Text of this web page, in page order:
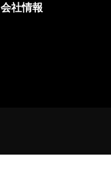
会社情報